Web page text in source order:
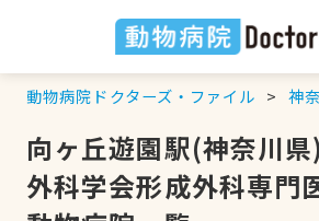
動物病院ドクターズ・ファイル 神
向ヶ丘遊園駅(神奈川
外科学会形成外科専門